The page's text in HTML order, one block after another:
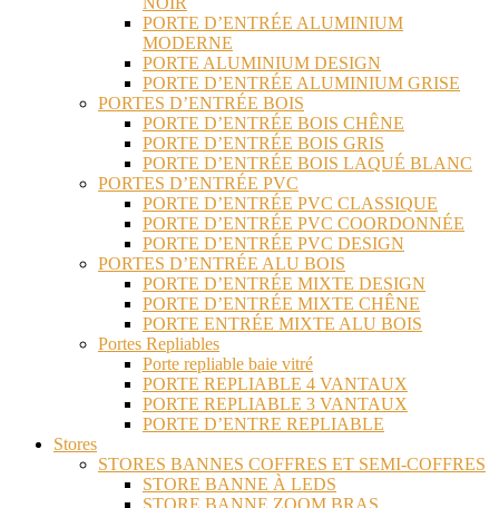
PORTE D’ENTRÉE ALUMINIUM
MODERNE
PORTE ALUMINIUM DESIGN
PORTE D’ENTRÉE ALUMINIUM GRISE
PORTES D’ENTRÉE BOIS
PORTE D’ENTRÉE BOIS CHÊNE
PORTE D’ENTRÉE BOIS GRIS
PORTE D’ENTRÉE BOIS LAQUÉ BLANC
PORTES D’ENTRÉE PVC
PORTE D’ENTRÉE PVC CLASSIQUE
PORTE D’ENTRÉE PVC COORDONNÉE
PORTE D’ENTRÉE PVC DESIGN
PORTES D’ENTRÉE ALU BOIS
PORTE D’ENTRÉE MIXTE DESIGN
PORTE D’ENTRÉE MIXTE CHÊNE
PORTE ENTRÉE MIXTE ALU BOIS
Portes Repliables
Porte repliable baie vitré
PORTE REPLIABLE 4 VANTAUX
PORTE REPLIABLE 3 VANTAUX
PORTE D’ENTRE REPLIABLE
Stores
STORES BANNES COFFRES ET SEMI-COFFRES
STORE BANNE À LEDS